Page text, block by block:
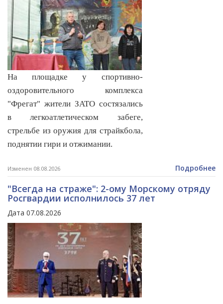
На площадке у спортивно-
оздоровительного комплекса
"Фрегат" жители ЗАТО состязались
в легкоатлетическом забеге,
стрельбе из оружия для страйкбола,
поднятии гири и отжимании.
Изменен 08.08.2026 Подробнее
"Всегда на страже": 2-ому Морскому отряду
Росгвардии исполнилось 37 лет
Дата 07.08.2026